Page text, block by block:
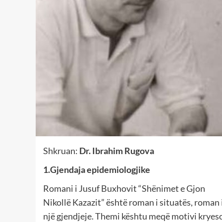
Shkruan: Dr. Ibrahim Rugova
1.Gjendaja epidemiologjike
Romani i Jusuf Buxhovit “Shënimet e Gjon
Nikollë Kazazit” është roman i situatës, roman
një gjendjeje. Themi kështu meqë motivi